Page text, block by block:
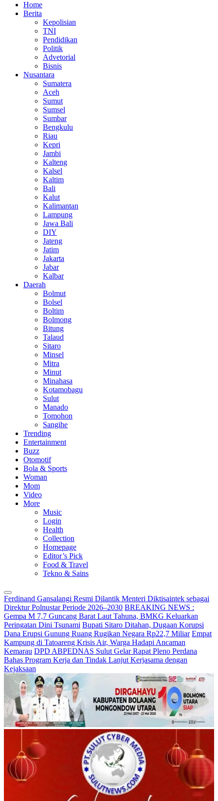
Home
Berita
Kepolisian
TNI
Pendidikan
Politik
Advetorial
Bisnis
Nusantara
Sumatera
Aceh
Sumut
Sumsel
Sumbar
Bengkulu
Riau
Kepri
Jambi
Kalteng
Kalsel
Kaltim
Bali
Kalut
Kalimantan
Lampung
Jawa Bali
DIY
Jateng
Jatim
Jakarta
Jabar
Kalbar
Daerah
Bolmut
Bolsel
Boltim
Bolmong
Bitung
Talaud
Sitaro
Minsel
Mitra
Minut
Minahasa
Kotamobagu
Sulut
Manado
Tomohon
Sangihe
Trending
Entertainment
Buzz
Otomotif
Bola & Sports
Woman
Mom
Video
More
Music
Login
Health
Collection
Homepage
Editor’s Pick
Food & Travel
Tekno & Sains
Ferdinand Gansalangi Resmi Dilantik Menteri Diktisaintek sebagai
Direktur Polnustar Periode 2026–2030 BREAKING NEWS :
Gempa M 7,7 Guncang Barat Laut Tahuna, BMKG Keluarkan
Peringatan Dini Tsunami Bupati Sitaro Ditahan, Dugaan Korupsi
Dana Erupsi Gunung Ruang Rugikan Negara Rp22,7 Miliar Empat
Kampung di Tatoareng Krisis Air, Warga Hadapi Ancaman
Kemarau DPD ABPEDNAS Sulut Gelar Rapat Pleno Perdana
Bahas Program Kerja dan Tindak Lanjut Kerjasama dengan
Kejaksaan